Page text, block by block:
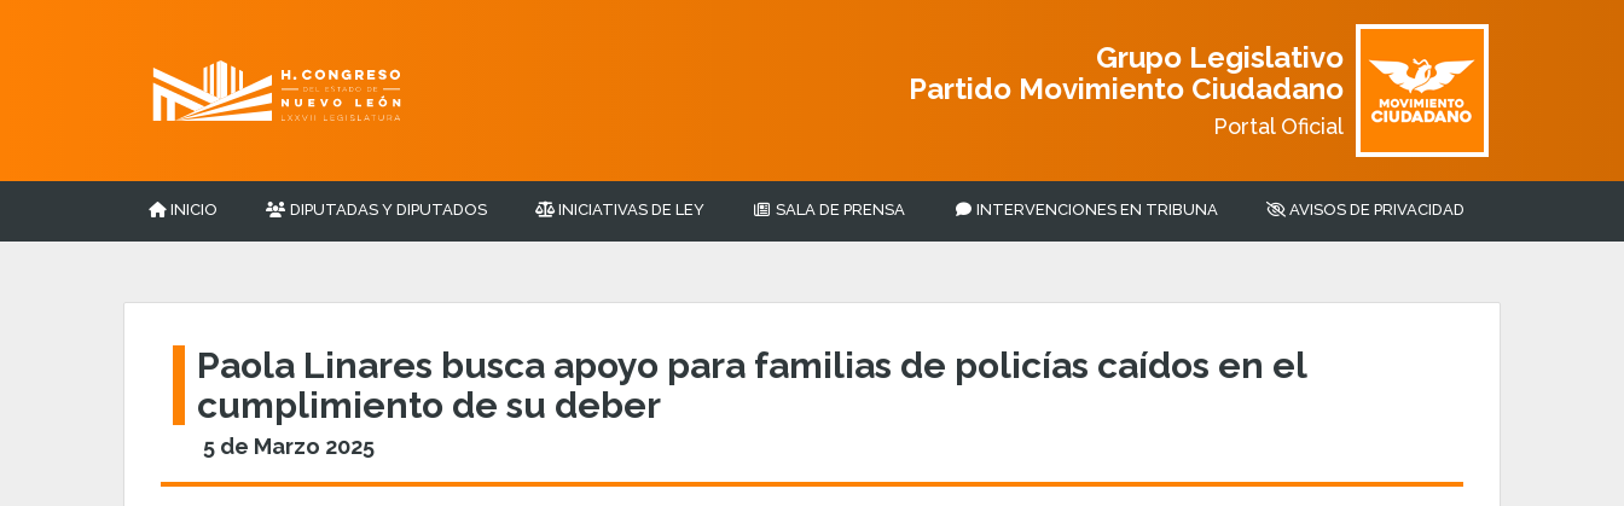
Grupo Legislativo
Partido Movimiento Ciudadano
Portal Oficial
INICIO DIPUTADAS Y DIPUTADOS INICIATIVAS DE LEY SALA DE PRENSA INTERVENCIONES EN TRIBUNA AVISOS DE PRIVACIDAD
Paola Linares busca apoyo para familias de policías caídos en el
cumplimiento de su deber
5 de Marzo 2025